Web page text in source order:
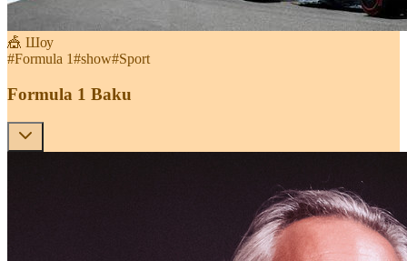
🎪 Шоу
#Formula 1#show#Sport
Formula 1 Baku